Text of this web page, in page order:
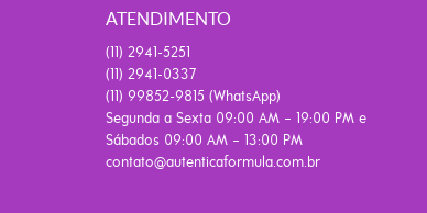
ATENDIMENTO
(11) 2941-5251
(11) 2941-0337
(11) 99852-9815 (WhatsApp)
Segunda a Sexta 09:00 AM – 19:00 PM e
Sábados 09:00 AM – 13:00 PM
contato@autenticaformula.com.br